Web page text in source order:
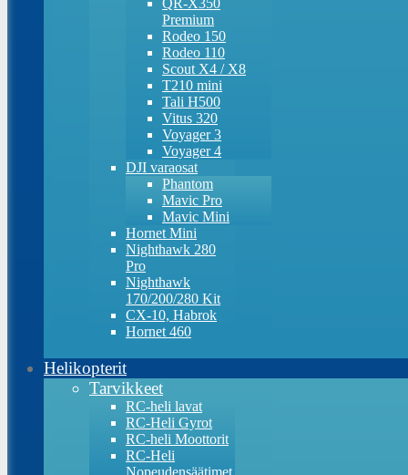
QR-X350
Premium
Rodeo 150
Rodeo 110
Scout X4 / X8
T210 mini
Tali H500
Vitus 320
Voyager 3
Voyager 4
DJI varaosat
Phantom
Mavic Pro
Mavic Mini
Hornet Mini
Nighthawk 280
Pro
Nighthawk
170/200/280 Kit
CX-10, Habrok
Hornet 460
Helikopterit
Tarvikkeet
RC-heli lavat
RC-Heli Gyrot
RC-heli Moottorit
RC-Heli
Nopeudensäätimet